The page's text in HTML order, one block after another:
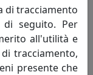
HOME, COLORE
di tracciamento
seguito. Per
all'utilità e
tracciamento,
presente che